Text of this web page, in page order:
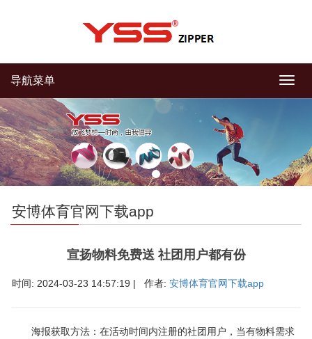
导
导航菜单
安博体育官网下载app
宣扬物料免费送 社团用户都有份
时间: 2024-03-23 14:57:19 | 作者: 安博体育官网下载app
海报获取方法：在活动时间内注册的社团用户，当有物料需求